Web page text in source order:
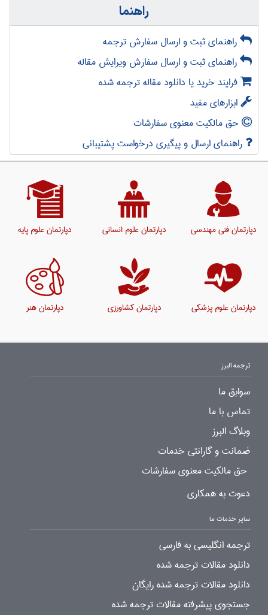
راهنما
راهنمای ثبت و ارسال سفارش ترجمه
راهنمای ثبت و ارسال سفارش ویرایش مقاله
فرایند خرید یا دانلود مقاله ترجمه شده
ابزارهای مفید
حق مالکیت معنوی سفارشات
راهنمای ارسال و پیگیری درخواست پشتیبانی
دپارتمان فنی مهندسی دپارتمان علوم انسانی دپارتمان علوم پایه
دپارتمان علوم پزشکی دپارتمان کشاورزی دپارتمان هنر
ترجمه البرز
سوابق ما
تماس با ما
وبلاگ البرز
ضمانت و گارانتی خدمات
حق مالکیت معنوی سفارشات
دعوت به همکاری
سایر خدمات ما
ترجمه انگلیسی به فارسی
دانلود مقالات ترجمه شده
دانلود مقالات ترجمه شده رایگان
جستجوی پیشرفته مقالات ترجمه شده